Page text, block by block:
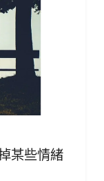
某些情緒